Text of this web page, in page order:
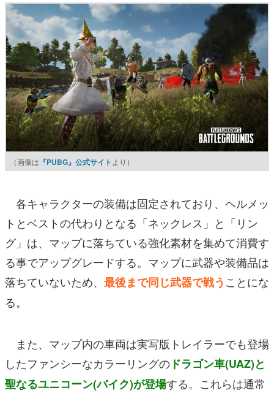
（画像は 『PUBG』公式サイト より）
各キャラクターの装備は固定されており、ヘルメッ
トとベストの代わりとなる「ネックレス」と「リン
グ」は、マップに落ちている強化素材を集めて消費す
る事でアップグレードする。マップに武器や装備品は
落ちていないため、 最後まで同じ武器で戦う ことにな
る。
また、マップ内の車両は実写版トレイラーでも登場
したファンシーなカラーリングの ドラゴン車(UAZ)と
聖なるユニコーン(バイク)が登場する。これらは通常